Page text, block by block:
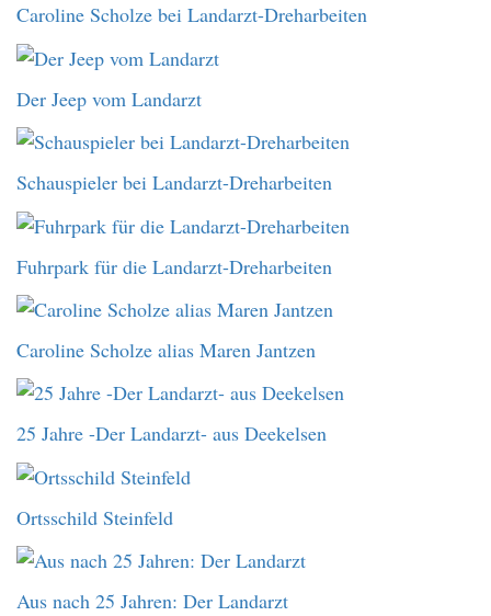
Caroline Scholze bei Landarzt-Dreharbeiten
Der Jeep vom Landarzt
Schauspieler bei Landarzt-Dreharbeiten
Fuhrpark für die Landarzt-Dreharbeiten
Caroline Scholze alias Maren Jantzen
25 Jahre -Der Landarzt- aus Deekelsen
Ortsschild Steinfeld
Aus nach 25 Jahren: Der Landarzt